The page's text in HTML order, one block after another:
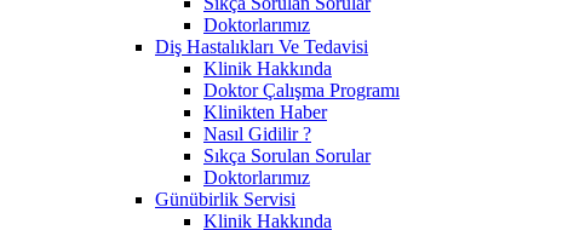
Doktorlarımız
Diş Hastalıkları Ve Tedavisi
Klinik Hakkında
Doktor Çalışma Programı
Klinikten Haber
Nasıl Gidilir ?
Sıkça Sorulan Sorular
Doktorlarımız
Günübirlik Servisi
Klinik Hakkında